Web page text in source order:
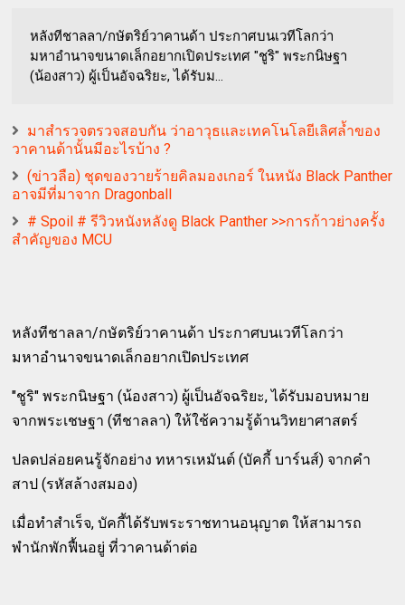
หลังทีชาลลา/กษัตริย์วาคานด้า ประกาศบนเวทีโลกว่า
มหาอำนาจขนาดเล็กอยากเปิดประเทศ "ชูริ" พระกนิษฐา
(น้องสาว) ผู้เป็นอัจฉริยะ, ได้รับม...
มาสำรวจตรวจสอบกัน ว่าอาวุธและเทคโนโลยีเลิศล้ำของ
วาคานด้านั้นมีอะไรบ้าง ?
(ข่าวลือ) ชุดของวายร้ายคิลมองเกอร์ ในหนัง Black Panther
อาจมีที่มาจาก Dragonball
# Spoil # รีวิวหนังหลังดู Black Panther >>การก้าวย่างครั้ง
สำคัญของ MCU
หลังทีชาลลา/กษัตริย์วาคานด้า ประกาศบนเวทีโลกว่า
มหาอำนาจขนาดเล็กอยากเปิดประเทศ
"ชูริ" พระกนิษฐา (น้องสาว) ผู้เป็นอัจฉริยะ, ได้รับมอบหมาย
จากพระเชษฐา (ทีชาลลา) ให้ใช้ความรู้ด้านวิทยาศาสตร์
ปลดปล่อยคนรู้จักอย่าง ทหารเหมันต์ (บัคกี้ บาร์นส์) จากคำ
สาป (รหัสล้างสมอง)
เมื่อทำสำเร็จ, บัคกี้ได้รับพระราชทานอนุญาต ให้สามารถ
พำนักพักฟื้นอยู่ ที่วาคานด้าต่อ